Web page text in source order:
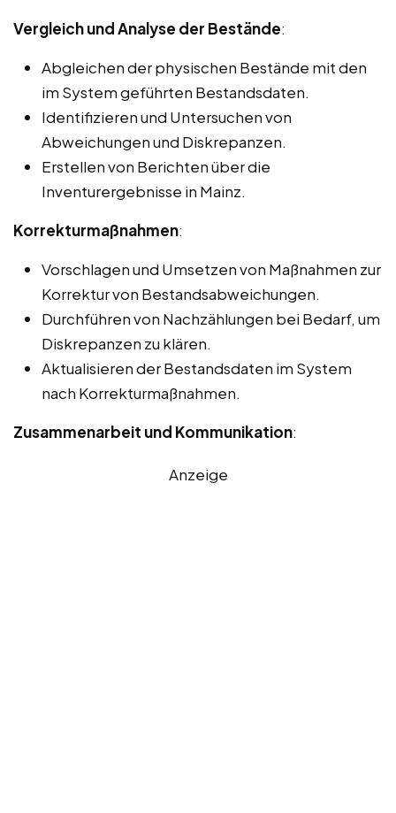
Vergleich und Analyse der Bestände:
Abgleichen der physischen Bestände mit den
im System geführten Bestandsdaten.
Identifizieren und Untersuchen von
Abweichungen und Diskrepanzen.
Erstellen von Berichten über die
Inventurergebnisse in Mainz.
Korrekturmaßnahmen:
Vorschlagen und Umsetzen von Maßnahmen zur
Korrektur von Bestandsabweichungen.
Durchführen von Nachzählungen bei Bedarf, um
Diskrepanzen zu klären.
Aktualisieren der Bestandsdaten im System
nach Korrekturmaßnahmen.
Zusammenarbeit und Kommunikation:
Anzeige